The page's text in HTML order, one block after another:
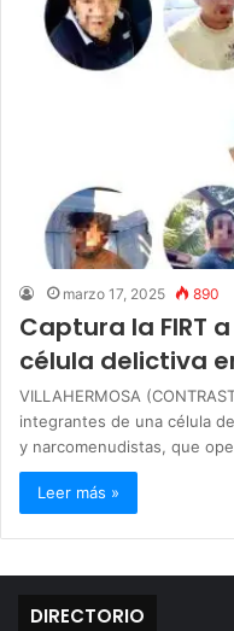
marzo 17, 2025 890
Captura la FIRT
célula delictiva
VILLAHERMOSA
integrantes de una célula
y narcomenudistas, que
Leer más »
DIRECTORIO